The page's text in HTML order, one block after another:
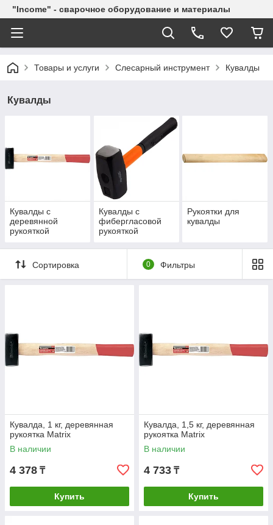
"Income" - сварочное оборудование и материалы
Товары и услуги Слесарный инструмент Кувалды
Кувалды
Кувалды с
деревянной
рукояткой
Кувалды с
фибергласовой
рукояткой
Рукоятки для
кувалды
Сортировка 0 Фильтры
Кувалда, 1 кг, деревянная
рукоятка Matrix
В наличии
4 378 ₸
Купить
Кувалда, 1,5 кг, деревянная
рукоятка Matrix
В наличии
4 733 ₸
Купить